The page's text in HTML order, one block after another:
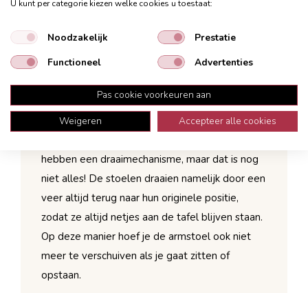
kleurmix aan je eettafel kunt samenstellen.
Handig terugdraaimechanisme
Comfortabele zit
In 4 actuele kleuren verkrijgbaar
hebben een draaimechanisme, maar dat is nog
niet alles! De stoelen draaien namelijk door een
veer altijd terug naar hun originele positie,
zodat ze altijd netjes aan de tafel blijven staan.
Op deze manier hoef je de armstoel ook niet
meer te verschuiven als je gaat zitten of
opstaan.
U kunt per categorie kiezen welke cookies u toestaat:
Noodzakelijk
Prestatie
Functioneel
Advertenties
Pas cookie voorkeuren aan
Weigeren
Accepteer alle cookies